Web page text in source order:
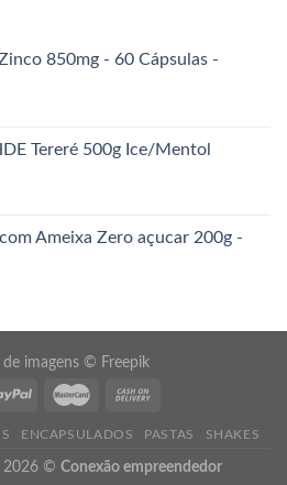
850mg - 60 Cápsulas -
Tereré 500g Ice/Mentol
Ameixa Zero açucar 200g -
imagens © Freepik
ENCAPSULADOS PASTAS SHAKES
2026 © Conexão empreendedor